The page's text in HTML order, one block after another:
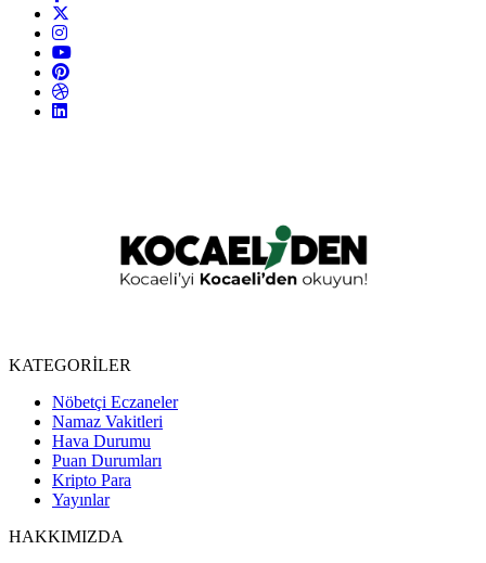
KATEGORİLER
Nöbetçi Eczaneler
Namaz Vakitleri
Hava Durumu
Puan Durumları
Kripto Para
Yayınlar
HAKKIMIZDA